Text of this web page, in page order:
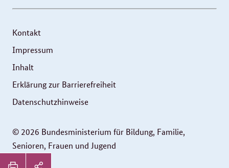
Seitenleiste:
INSTAGRAM
UND
VIDEOS
FACEBOOK
|
YOUTUBELINKEDIN
© 2026 Bundesministerium für Bildung, Familie,
Senioren, Frauen und Jugend
Service
Kontakt
Impressum
Inhalt
Erklärung zur Barrierefreiheit
Datenschutzhinweise